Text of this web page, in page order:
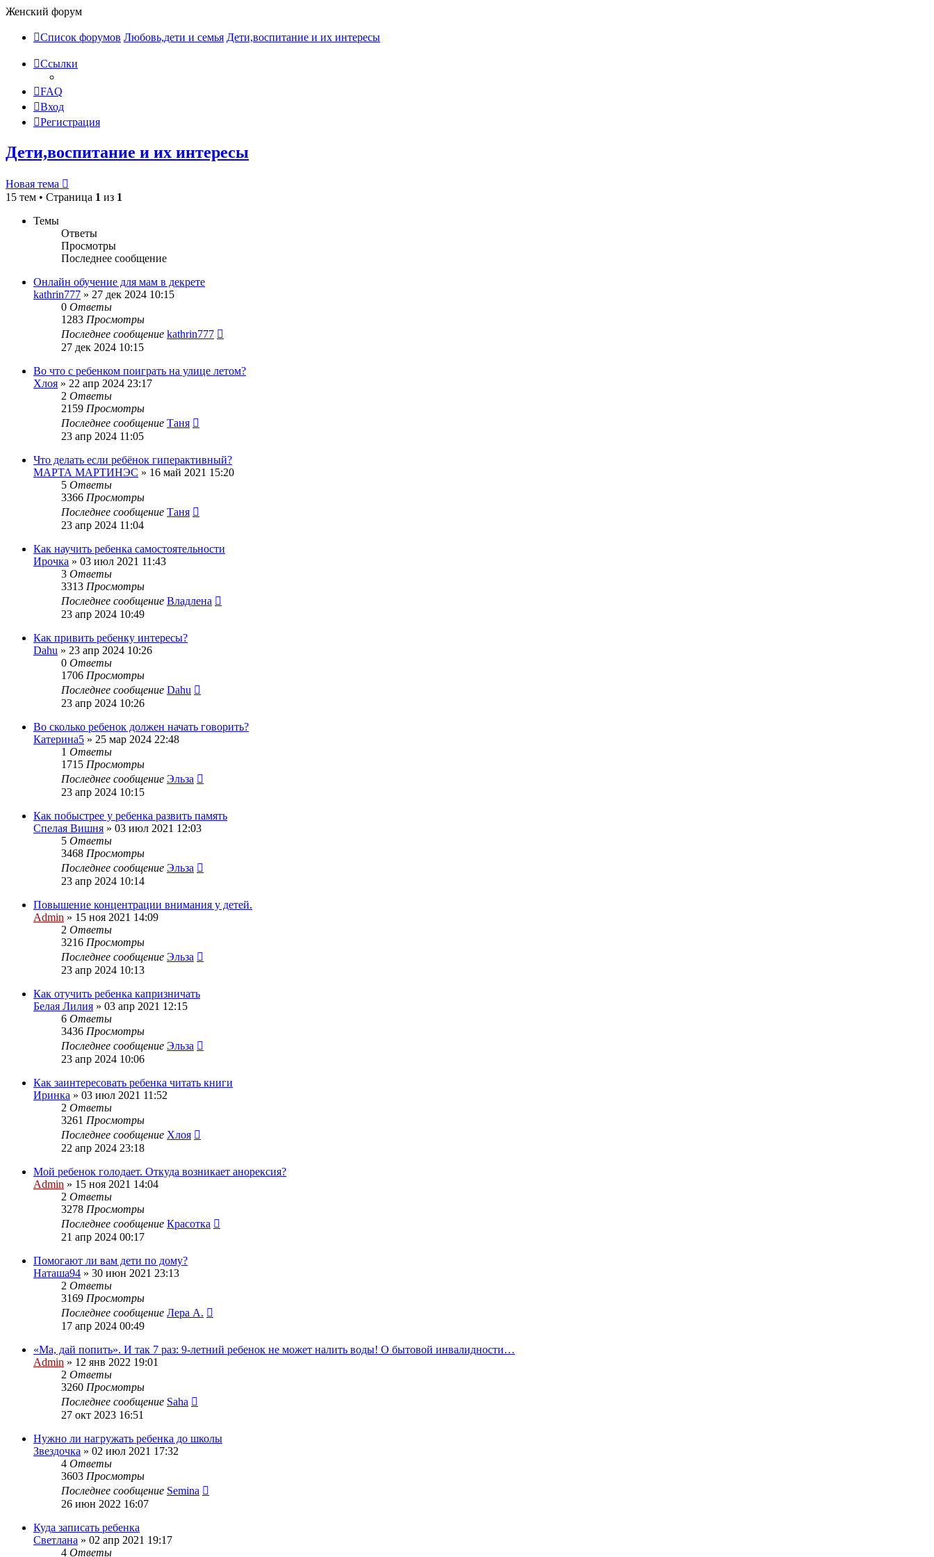
Женский форум
Список форумов Любовь,дети и семья Дети,воспитание и их интересы
Ссылки
FAQ
Вход
Регистрация
Дети,воспитание и их интересы
Новая тема
15 тем • Страница 1 из 1
Темы
Ответы
Просмотры
Последнее сообщение
Онлайн обучение для мам в декрете
kathrin777 » 27 дек 2024 10:15
0 Ответы
1283 Просмотры
Последнее сообщение kathrin777
27 дек 2024 10:15
Во что с ребенком поиграть на улице летом?
Хлоя » 22 апр 2024 23:17
2 Ответы
2159 Просмотры
Последнее сообщение Таня
23 апр 2024 11:05
Что делать если ребёнок гиперактивный?
МАРТА МАРТИНЭС » 16 май 2021 15:20
5 Ответы
3366 Просмотры
Последнее сообщение Таня
23 апр 2024 11:04
Как научить ребенка самостоятельности
Ирочка » 03 июл 2021 11:43
3 Ответы
3313 Просмотры
Последнее сообщение Владлена
23 апр 2024 10:49
Как привить ребенку интересы?
Dahu » 23 апр 2024 10:26
0 Ответы
1706 Просмотры
Последнее сообщение Dahu
23 апр 2024 10:26
Во сколько ребенок должен начать говорить?
Катерина5 » 25 мар 2024 22:48
1 Ответы
1715 Просмотры
Последнее сообщение Эльза
23 апр 2024 10:15
Как побыстрее у ребенка развить память
Спелая Вишня » 03 июл 2021 12:03
5 Ответы
3468 Просмотры
Последнее сообщение Эльза
23 апр 2024 10:14
Повышение концентрации внимания у детей.
Admin » 15 ноя 2021 14:09
2 Ответы
3216 Просмотры
Последнее сообщение Эльза
23 апр 2024 10:13
Как отучить ребенка капризничать
Белая Лилия » 03 апр 2021 12:15
6 Ответы
3436 Просмотры
Последнее сообщение Эльза
23 апр 2024 10:06
Как заинтересовать ребенка читать книги
Иринка » 03 июл 2021 11:52
2 Ответы
3261 Просмотры
Последнее сообщение Хлоя
22 апр 2024 23:18
Мой ребенок голодает. Откуда возникает анорексия?
Admin » 15 ноя 2021 14:04
2 Ответы
3278 Просмотры
Последнее сообщение Красотка
21 апр 2024 00:17
Помогают ли вам дети по дому?
Наташа94 » 30 июн 2021 23:13
2 Ответы
3169 Просмотры
Последнее сообщение Лера А.
17 апр 2024 00:49
«Ма, дай попить». И так 7 раз: 9-летний ребенок не может налить воды! О бытовой инвалидности…
Admin » 12 янв 2022 19:01
2 Ответы
3260 Просмотры
Последнее сообщение Saha
27 окт 2023 16:51
Нужно ли нагружать ребенка до школы
Звездочка » 02 июл 2021 17:32
4 Ответы
3603 Просмотры
Последнее сообщение Semina
26 июн 2022 16:07
Куда записать ребенка
Светлана » 02 апр 2021 19:17
4 Ответы